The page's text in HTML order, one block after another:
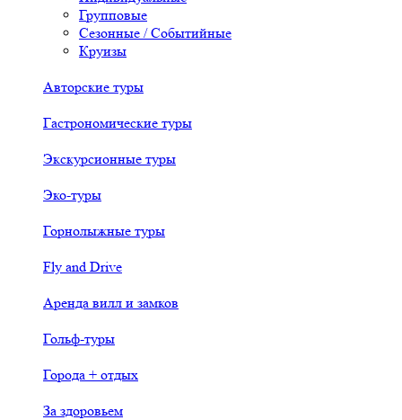
Групповые
Сезонные / Событийные
Круизы
Авторские туры
Гастрономические туры
Экскурсионные туры
Эко-туры
Горнолыжные туры
Fly and Drive
Аренда вилл и замков
Гольф-туры
Города + отдых
За здоровьем